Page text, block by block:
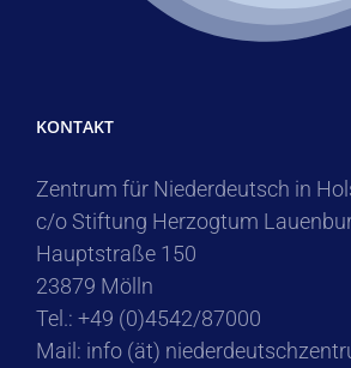
KONTAKT
Zentrum für Niederdeutsch in
c/o Stiftung Herzogtum
Hauptstraße 150
23879 Mölln
Tel.: +49 (0)4542/87000
Mail: info (ät)